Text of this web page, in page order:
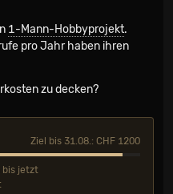
1-Mann-Hobbyprojekt.
pro Jahr haben ihren
zu decken?
Ziel bis 31.08.: CHF 1200
bis jetzt